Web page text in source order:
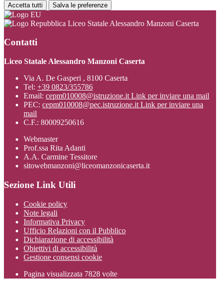
Accetta tutti Salva le preferenze
Liceo Statale Alessandro Manzoni Caserta
Contatti
Liceo Statale Alessandro Manzoni Caserta
Via A. De Gasperi , 8100 Caserta
Tel: +39 0823/355786
Email: cepm010008@istruzione.it Link per inviare una mail
PEC: cepm010008@pec.istruzione.it Link per inviare una
mail
C.F.: 80009250616
Webmaster
Prof.ssa Rita Adanti
A.A. Carmine Tessitore
sitowebmanzoni@liceomanzonicaserta.it
Sezione Link Utili
Cookie policy
Note legali
Informativa Privacy
Ufficio Relazioni con il Pubblico
Dichiarazione di accessibilità
Obiettivi di accessibilità
Gestione consensi cookie
Pagina visualizzata 7828 volte